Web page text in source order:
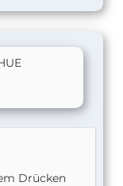
Drücken